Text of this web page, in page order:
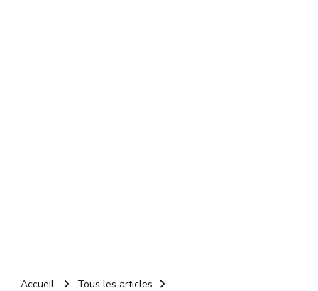
Accueil
Tous les articles